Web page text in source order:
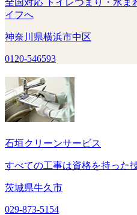
イフへ
神奈川県横浜市中区
0120-546593
石垣クリーンサービス
すべての工事は資格を持った
茨城県牛久市
029-873-5154